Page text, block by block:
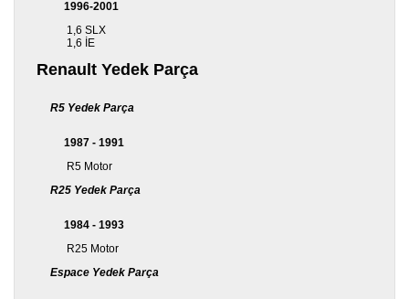
1996-2001
1,6 SLX
1,6 İE
Renault Yedek Parça
R5 Yedek Parça
1987 - 1991
R5 Motor
R25 Yedek Parça
1984 - 1993
R25 Motor
Espace Yedek Parça